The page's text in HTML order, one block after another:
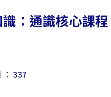
：通識核心課
：337